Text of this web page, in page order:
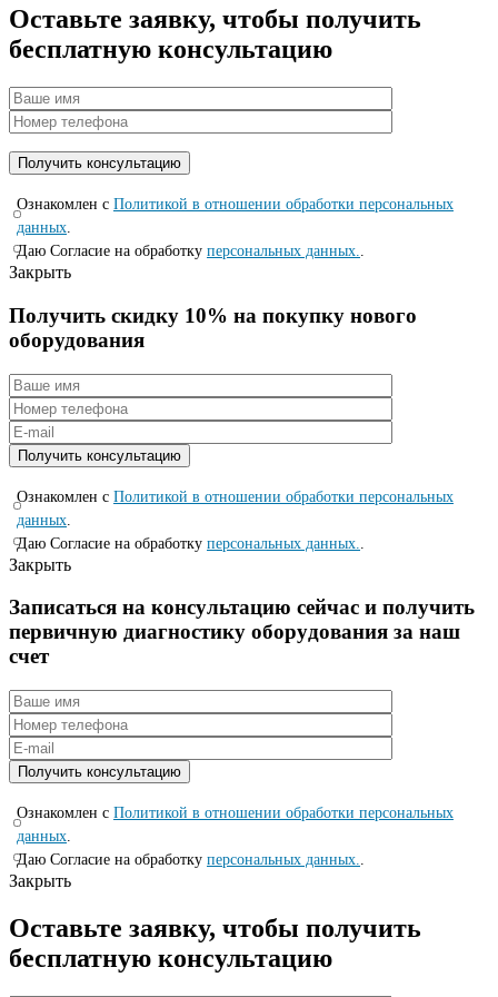
Оставьте заявку, чтобы получить
бесплатную консультацию
Ознакомлен с Политикой в отношении обработки персональных
данных.
Даю Согласие на обработку персональных данных..
Закрыть
Получить скидку 10% на покупку нового
оборудования
Ознакомлен с Политикой в отношении обработки персональных
данных
Даю Согласие на обработку персональных данных.
Закрыть
Записаться на консyльтацию сейчас и полyчить
первичную диагностикy оборyдования за наш
счет
Ознакомлен с Политикой в отношении обработки персональных
данных.
Даю Согласие на обработку персональных данных..
Закрыть
Оставьте заявку, чтобы получить
бесплатную консультацию